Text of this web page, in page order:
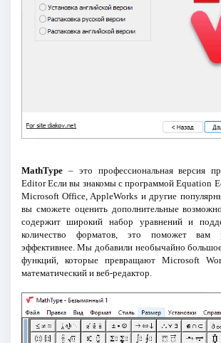
MathType– это профессиональная версия
Editor Если вы знакомы с программой Equation
Microsoft Office, AppleWorks и другие
вы сможете оценить дополнительные
содержит широкий набор уравнений и
количество форматов, это поможет вам
эффективнее. Мы добавили необычайно
функций, которые превращают Microsoft
математический и веб-редактор.